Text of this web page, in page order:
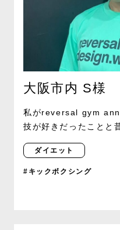
大阪市内 S様
私がreversal gym
技が好きだったことと
ダイエット
#キックボクシング